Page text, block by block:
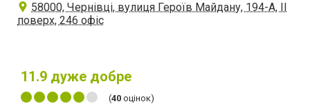
58000, Чернівці, вулиця Героїв Майдану, 194-А, ІІ
поверх, 246 офіс
11.9 дуже добре
(40 оцінок)